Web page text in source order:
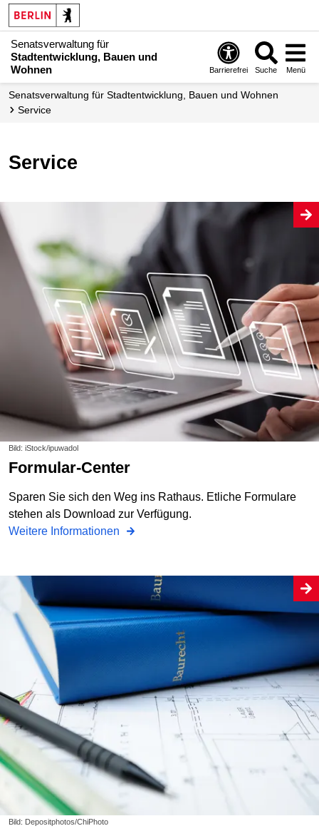
Senatsverwaltung für
Stadtentwicklung, Bauen und
Wohnen
Barrierefrei Suche Menü
Senats­verwaltung für Stadtentwicklung, Bauen und Wohnen
Service
Service
Bild: iStock/ipuwadol
Formular-Center
Sparen Sie sich den Weg ins Rathaus. Etliche Formulare
stehen als Download zur Verfügung.
Weitere Informationen
Bild: Depositphotos/ChiPhoto